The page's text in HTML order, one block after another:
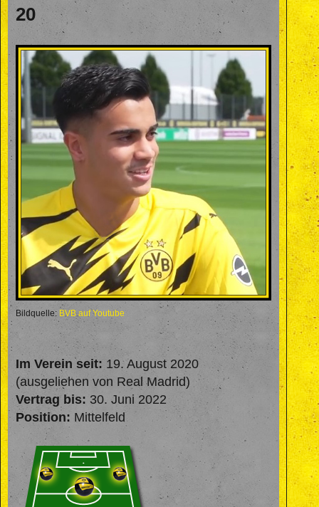
20
Bildquelle: BVB auf Youtube
Im Verein seit: 19. August 2020
(ausgeliehen von Real Madrid)
Vertrag bis: 30. Juni 2022
Position: Mittelfeld